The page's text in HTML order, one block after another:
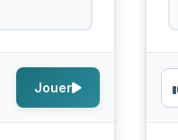
Jouer